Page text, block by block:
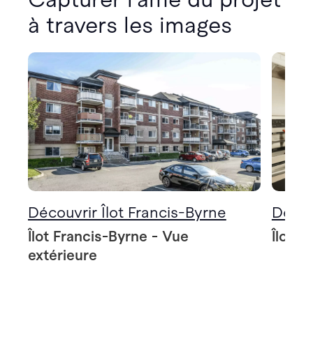
à travers les images
Découvrir Îlot Francis-Byrne
Îlot Francis-Byrne - Vue
extérieure
Îlot